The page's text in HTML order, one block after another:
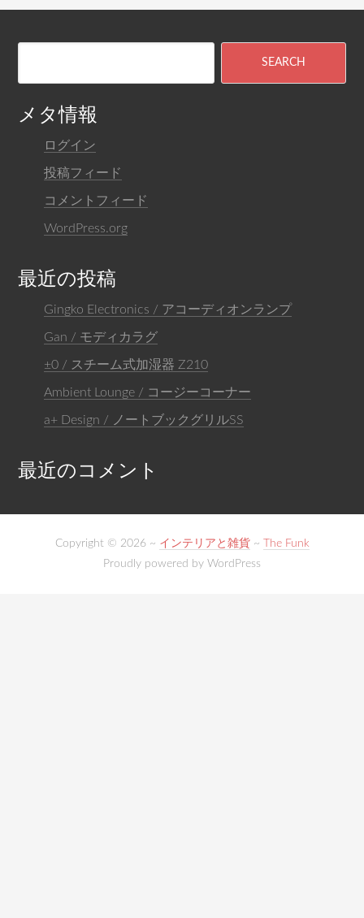
メタ情報
ログイン
投稿フィード
コメントフィード
WordPress.org
最近の投稿
Gingko Electronics / アコーディオンランプ
Gan / モディカラグ
±0 / スチーム式加湿器 Z210
Ambient Lounge / コージーコーナー
a+ Design / ノートブックグリルSS
最近のコメント
Copyright © 2026 ~ インテリアと雑貨~
The Funk
Proudly powered by WordPress